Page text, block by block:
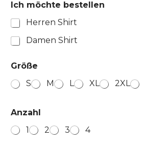
Ich möchte bestellen
Herren Shirt
Damen Shirt
Größe
S
M L XL 2XL
Anzahl
1
2 3 4